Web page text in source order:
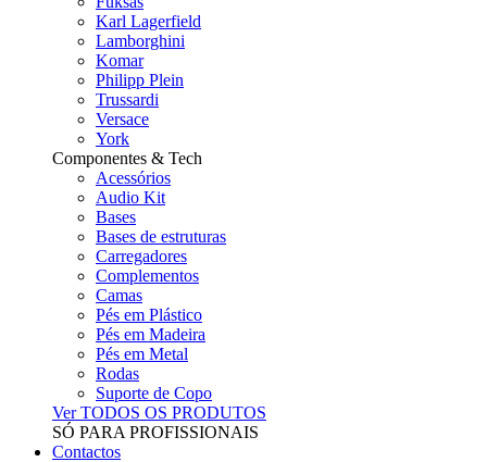
Karl Lagerfield
Lamborghini
Komar
Philipp Plein
Trussardi
Versace
York
Componentes & Tech
Acessórios
Audio Kit
Bases
Bases de estruturas
Carregadores
Complementos
Camas
Pés em Plástico
Pés em Madeira
Pés em Metal
Rodas
Suporte de Copo
Ver TODOS OS PRODUTOS
SÓ PARA PROFISSIONAIS
Contactos